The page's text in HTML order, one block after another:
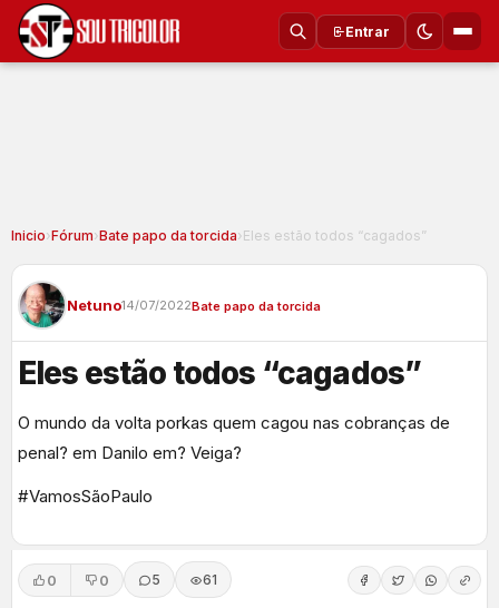
Entrar
Inicio›Fórum›Bate papo da torcida›Eles estão todos “cagados”
Netuno14/07/2022Bate papo da torcida
Eles estão todos “cagados”
O mundo da volta porkas quem cagou nas cobranças de
penal? em Danilo em? Veiga?
#VamosSãoPaulo
0 0 5 61